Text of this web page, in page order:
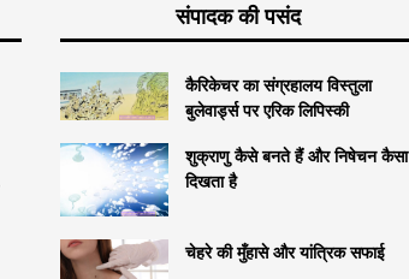
संपादक की पसंद
कैरिकेचर का संग्रहालय विस्तुला
बुलेवार्ड्स पर एरिक लिपिस्की
शुक्राणु कैसे बनते हैं और निषेचन कैसा
दिखता है
चेहरे की मुँहासे और यांत्रिक सफाई